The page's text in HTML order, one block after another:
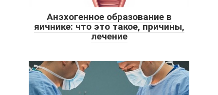
Анэхогенное образование в
яичнике: что это такое, причины,
лечение